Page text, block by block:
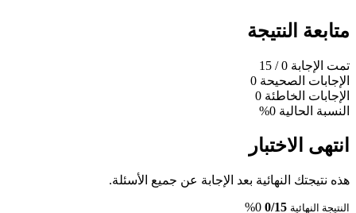
متابعة النتيجة
تمت الإجابة 0
/ 15
الإجابات الصحيحة 0
الإجابات الخاطئة 0
النسبة الحالية 0%
انتهى الاختبار
هذه نتيجتك النهائية بعد الإجابة عن جميع الأسئلة.
النتيجة النهائية 0/15
0%